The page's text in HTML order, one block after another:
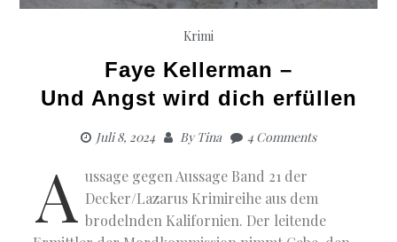
Krimi
Faye Kellerman –
Und Angst wird dich erfüllen
Juli 8, 2024 ByTina 4 Comments
A ussage gegen Aussage Band 21 der
Decker/Lazarus Krimireihe aus dem
brodelnden Kalifornien. Der leitende